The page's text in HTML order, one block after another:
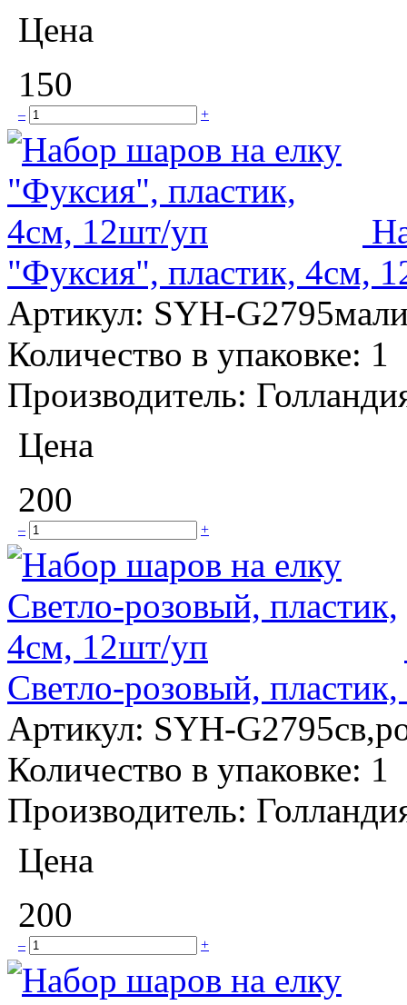
Цена
150
– +
"Фуксия", пластик, 4см,
Артикул: SYH-
Количество в упаковке: 1
Производитель:
Цена
200
– +
Светло-розовый,
Артикул: SYH-
Количество в упаковке: 1
Производитель:
Цена
200
– +